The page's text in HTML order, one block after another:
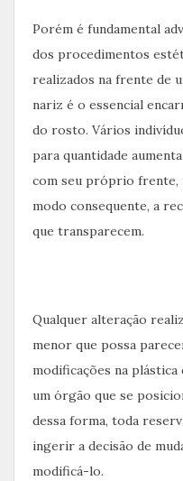
Porém é fundamental
dos procedimentos
realizados na frente de
nariz é o essencial
do rosto. Vários
para quantidade
com seu próprio frente,
modo consequente, a
que transparecem.
Qualquer alteração
menor que possa
modificações na
um órgão que se
dessa forma, toda
ingerir a decisão de
modificá-lo.